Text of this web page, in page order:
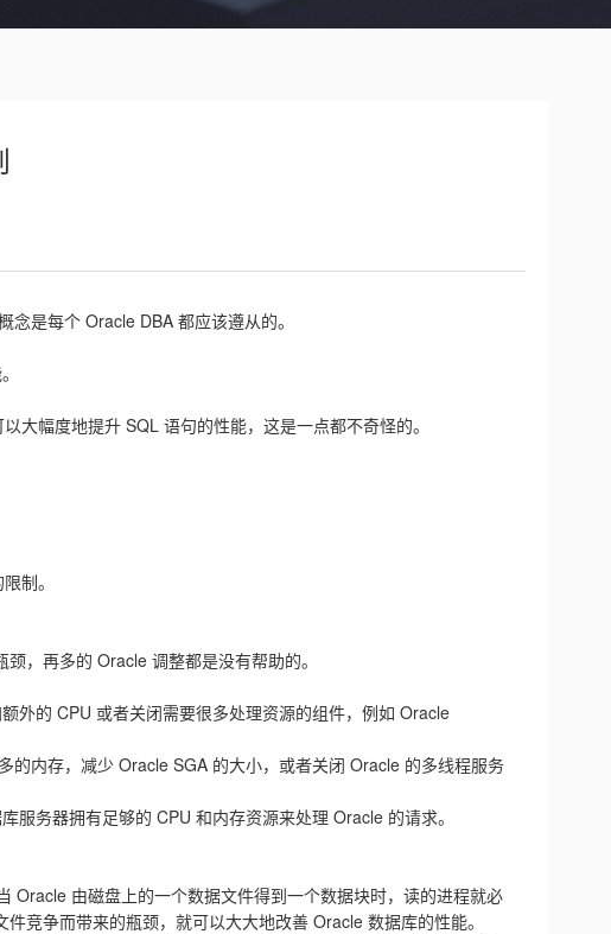
是每个 Oracle DBA 都应该遵从的。
幅度地提升 SQL 语句的性能，这是一点都不奇怪的。
制。
，再多的 Oracle 调整都是没有帮助的。
外的 CPU 或者关闭需要很多处理资源的组件，例如 Oracle
内存，减少 Oracle SGA 的大小，或者关闭 Oracle 的多线程服务
务器拥有足够的 CPU 和内存资源来处理 Oracle 的请求。
Oracle 由磁盘上的一个数据文件得到一个数据块时，读的进程就必
竞争而带来的瓶颈，就可以大大地改善 Oracle 数据库的性能。